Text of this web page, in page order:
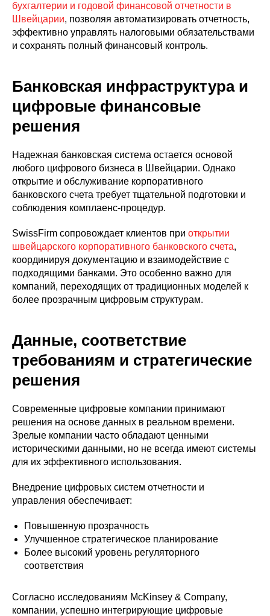
бухгалтерии и годовой финансовой отчетности в
Швейцарии, позволяя автоматизировать отчетность,
эффективно управлять налоговыми обязательствами
и сохранять полный финансовый контроль.
Банковская инфраструктура и
цифровые финансовые
решения
Надежная банковская система остается основой
любого цифрового бизнеса в Швейцарии. Однако
открытие и обслуживание корпоративного
банковского счета требует тщательной подготовки и
соблюдения комплаенс-процедур.
SwissFirm сопровождает клиентов при открытии
швейцарского корпоративного банковского счета,
координируя документацию и взаимодействие с
подходящими банками. Это особенно важно для
компаний, переходящих от традиционных моделей к
более прозрачным цифровым структурам.
Данные, соответствие
требованиям и стратегические
решения
Современные цифровые компании принимают
решения на основе данных в реальном времени.
Зрелые компании часто обладают ценными
историческими данными, но не всегда имеют системы
для их эффективного использования.
Внедрение цифровых систем отчетности и
управления обеспечивает:
Повышенную прозрачность
Улучшенное стратегическое планирование
Более высокий уровень регуляторного
соответствия
Согласно исследованиям McKinsey & Company,
компании, успешно интегрирующие цифровые